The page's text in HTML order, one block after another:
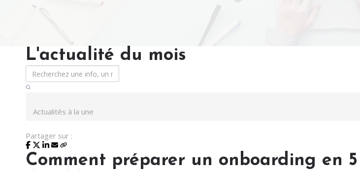
L'actualité du mois
Actualités à la une
Partager sur :
Comment préparer un onboarding en